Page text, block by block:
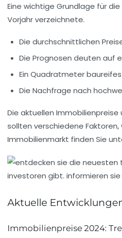
Eine wichtige Grundlage für
Vorjahr verzeichnete.
Die durchschnittlichen
Die Prognosen deuten auf
Ein Quadratmeter baureifes
Die Nachfrage nach
Die aktuellen Immobilienpreise
sollten verschiedene Faktoren,
Immobilienmarkt finden Sie
Aktuelle
Immobilienpreise 2024: